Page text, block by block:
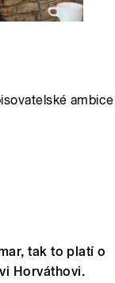
ambice
tak to platí o
Horváthovi.